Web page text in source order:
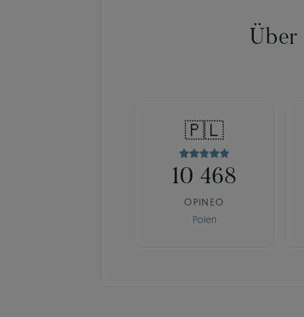
Über
🇵🇱
10 468
OPINEO
Polen